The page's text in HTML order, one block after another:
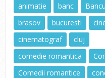
animatie
banc
brasov
bucuresti
cinematograf
cluj
comedie romantica
Comedii romantice